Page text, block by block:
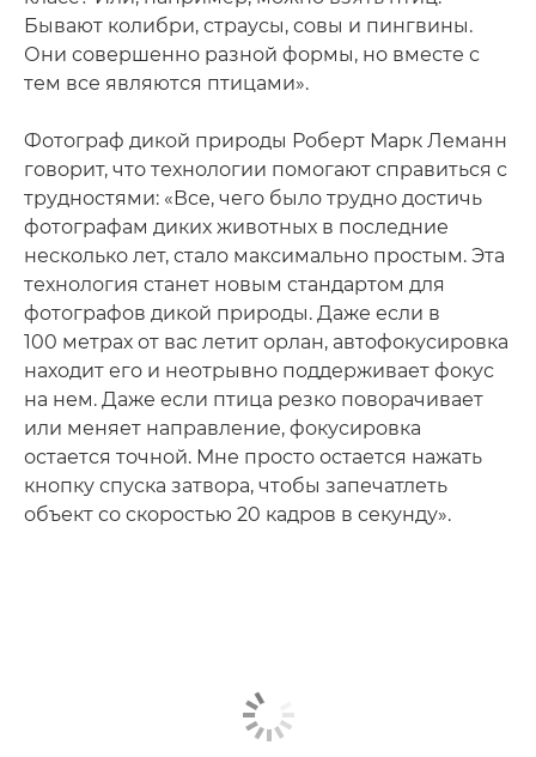
Бывают колибри, страусы, совы и пингвины.
Они совершенно разной формы, но вместе с
тем все являются птицами».
Фотограф дикой природы Роберт Марк Леманн
говорит, что технологии помогают справиться с
трудностями: «Все, чего было трудно достичь
фотографам диких животных в последние
несколько лет, стало максимально простым. Эта
технология станет новым стандартом для
фотографов дикой природы. Даже если в
100 метрах от вас летит орлан, автофокусировка
находит его и неотрывно поддерживает фокус
на нем. Даже если птица резко поворачивает
или меняет направление, фокусировка
остается точной. Мне просто остается нажать
кнопку спуска затвора, чтобы запечатлеть
объект со скоростью 20 кадров в секунду».